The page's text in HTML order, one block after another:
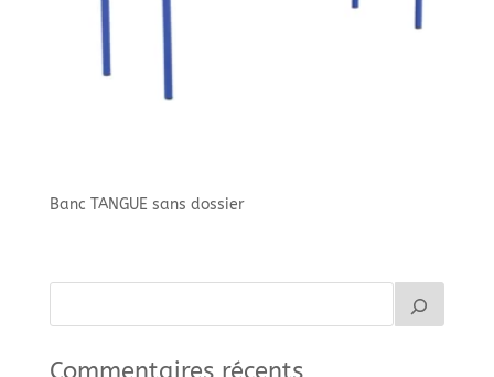
Banc TANGUE sans dossier
Commentaires récents